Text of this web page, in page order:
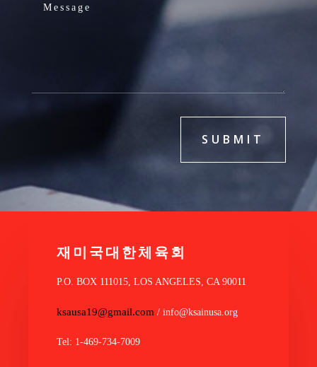
SUBMIT
재미국대한체육회
P.O. BOX 111015, LOS ANGELES, CA 90011
ksausa19@gmail.com / info@ksainusa.org
Tel: 1-469-734-7009